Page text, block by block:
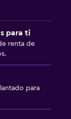
para ti
renta de
para